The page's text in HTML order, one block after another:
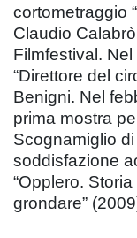
cortometraggio
Claudio
Filmfestival.
“Direttore del
Benigni. Nel
prima mostra
Scognamiglio
soddisfazione
“Opplero.
grondare”